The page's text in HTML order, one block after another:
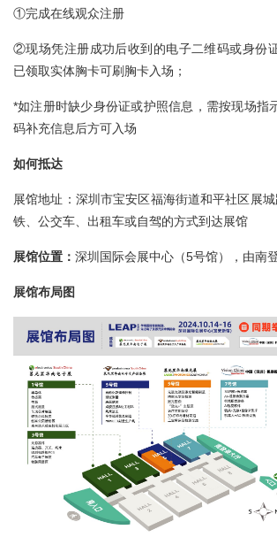
①完成在线观众注册
②现场凭注册成功后收到的电子二维码或身份
已领取实体胸卡可刷胸卡入场；
*如注册时缺少身份证或护照信息，需按现场指
码补充信息后方可入场
如何抵达
展馆地址：深圳市宝安区福海街道和平社区展
铁、公交车、出租车或自驾的方式到达展馆
展馆位置： 深圳国际会展中心（5号馆），由南
展馆布局图